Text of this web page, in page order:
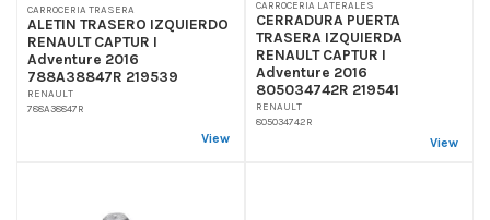
CARROCERIA TRASERA
ALETIN TRASERO IZQUIERDO
RENAULT CAPTUR I
Adventure 2016
788A38847R 219539
RENAULT
788A38847R
View
CARROCERIA LATERALES
CERRADURA PUERTA
TRASERA IZQUIERDA
RENAULT CAPTUR I
Adventure 2016
805034742R 219541
RENAULT
805034742R
View